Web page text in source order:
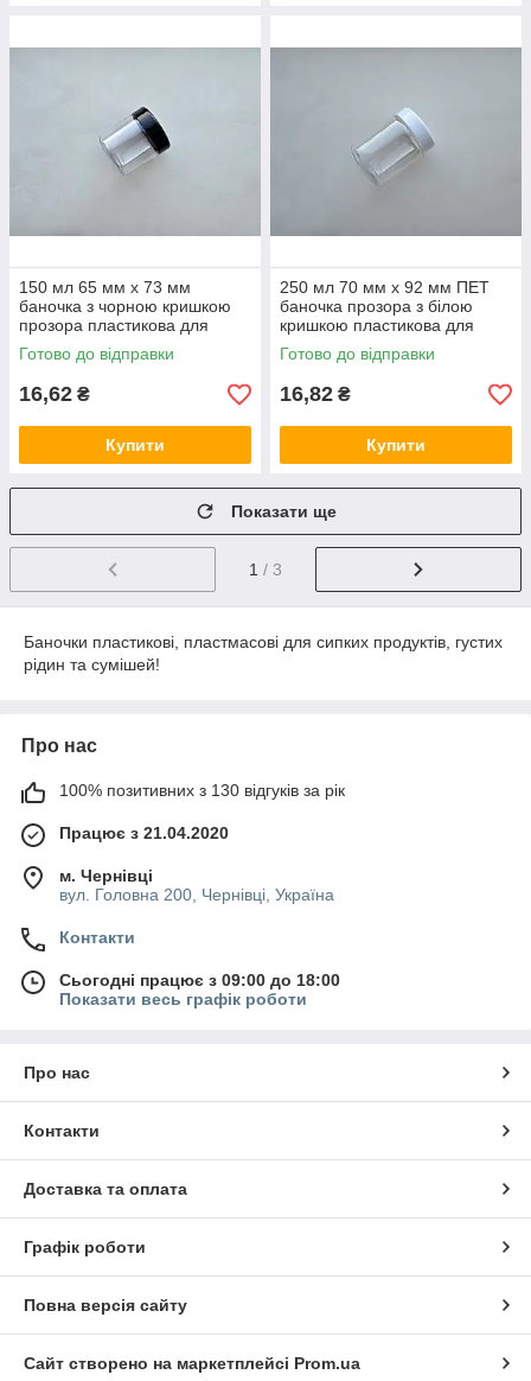
150 мл 65 мм х 73 мм
баночка з чорною кришкою
прозора пластикова для
кремів, сипучих матеріалів
Готово до відправки
16,62 ₴
Купити
250 мл 70 мм х 92 мм ПЕТ
баночка прозора з білою
кришкою пластикова для
кремів, сипучих матеріалів з
білою кришкою
Готово до відправки
16,82 ₴
Купити
Показати ще
1 / 3
Баночки пластикові, пластмасові для сипких продуктів, густих
рідин та сумішей!
Про нас
100% позитивних з 130 відгуків за рік
Працює з 21.04.2020
м. Чернівці
вул. Головна 200, Чернівці, Україна
Контакти
Сьогодні працює з 09:00 до 18:00
Показати весь графік роботи
Про нас
Контакти
Доставка та оплата
Графік роботи
Повна версія сайту
Сайт створено на маркетплейсі Prom.ua